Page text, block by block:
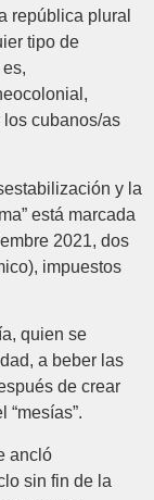
república plural
tipo de
cubanos/as
y la
está marcada
2021, dos
impuestos
quien se
a beber las
de crear
ancló
sin fin de la